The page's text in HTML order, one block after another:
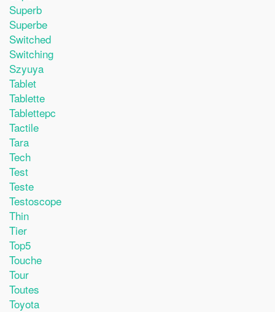
Superb
Superbe
Switched
Switching
Szyuya
Tablet
Tablette
Tablettepc
Tactile
Tara
Tech
Test
Teste
Testoscope
Thin
Tier
Top5
Touche
Tour
Toutes
Toyota